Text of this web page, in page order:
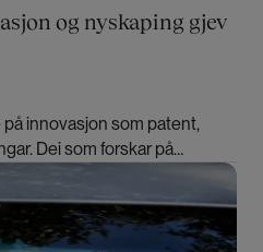
og nyskaping gjev
innovasjon som patent,
Dei som forskar på
mykje breiare, meiner